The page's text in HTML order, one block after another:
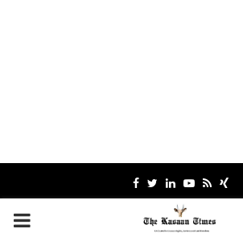
Facebook
TwitterLinkedinYoutube
RssXing
PRIMARY